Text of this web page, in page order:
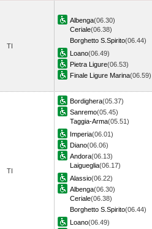
TI
Albenga(06.30)
Ceriale(06.38)
Borghetto S.Spirito(06.44)
Loano(06.49)
Pietra Ligure(06.53)
Finale Ligure Marina(06.59)
TI
Bordighera(05.37)
Sanremo(05.45)
Taggia-Arma(05.51)
Imperia(06.01)
Diano(06.06)
Andora(06.13)
Laigueglia(06.17)
Alassio(06.22)
Albenga(06.30)
Ceriale(06.38)
Borghetto S.Spirito(06.44)
Loano(06.49)